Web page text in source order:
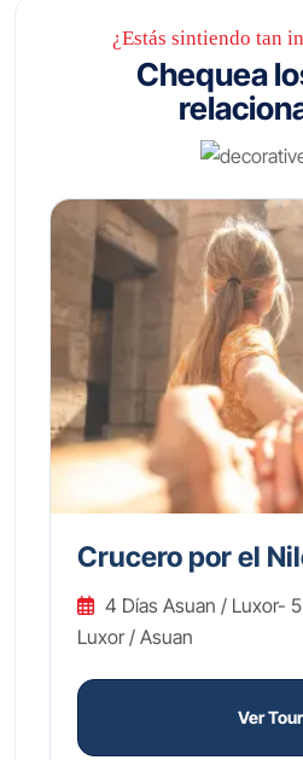
¿Estás sintiendo tan
Chequea
Crucero por el
4 Días Asuan / Luxor-
Luxor / Asuan
Ver Tour